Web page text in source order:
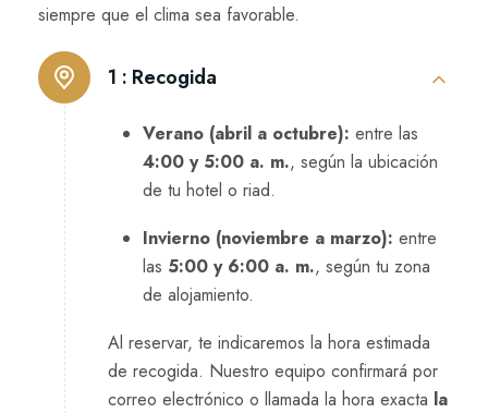
siempre que el c​lima⁠ sea favorabl​e.
1 : Recogida
Verano (abril a octubre): entre las
4:00 y 5:00 a. m., según la ubicación
de tu hotel o riad.
Invierno (noviembre a marzo): entre
las 5:00 y 6:00 a. m., según tu zona
de alojamiento.
Al reservar, te indicaremos la hora estimada
de recogida. Nuestro equipo confirmará por
correo electrónico o llamada la hora exacta la